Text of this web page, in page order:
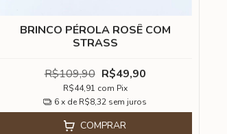
BRINCO PÉROLA ROSÊ COM
STRASS
R$109,90 R$49,90
R$44,91 com Pix
6x de R$8,32 sem juros
COMPRAR